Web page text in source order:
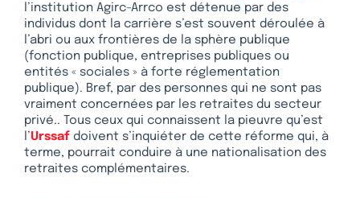
l’institution Agirc-Arrco est détenue par des
individus dont la carrière s’est souvent déroulée à
l’abri ou aux frontières de la sphère publique
(fonction publique, entreprises publiques ou
entités « sociales » à forte réglementation
publique). Bref, par des personnes qui ne sont pas
vraiment concernées par les retraites du secteur
privé.. Tous ceux qui connaissent la pieuvre qu’est
l’Urssaf doivent s’inquiéter de cette réforme qui, à
terme, pourrait conduire à une nationalisation des
retraites complémentaires.